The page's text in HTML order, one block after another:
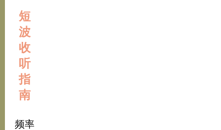
短
波
收
听
指
南
频率